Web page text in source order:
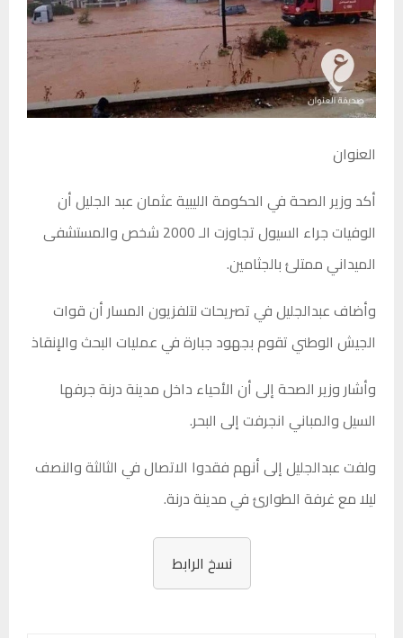
العنوان
أكد وزير الصحة في الحكومة الليبية عثمان عبد الجليل أن
الوفيات جراء السيول تجاوزت الـ 2000 شخص والمستشفى
الميداني ممتلئ بالجثامين.
وأضاف عبدالجليل في تصريحات لتلفزيون المسار أن قوات
الجيش الوطني تقوم بجهود جبارة في عمليات البحث والإنقاذ
وأشار وزير الصحة إلى أن الأحياء داخل مدينة درنة جرفها
السيل والمباني انجرفت إلى البحر.
ولفت عبدالجليل إلى أنهم فقدوا الاتصال في الثالثة والنصف
ليلا مع غرفة الطوارئ في مدينة درنة.
نسخ الرابط